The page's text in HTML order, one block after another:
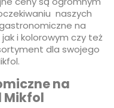
naszych
na
i kolorowym czy też
dla swojego
na
Mikfol